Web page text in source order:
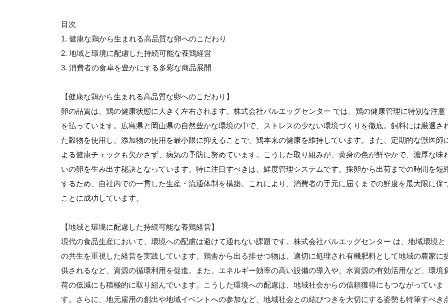
目次
1. 健康な鶏から生まれる高品質な卵へのこだわり
2. 地域と環境に配慮した持続可能な養鶏経営
3. 消費者の食卓を豊かにする多彩な商品展開
【健康な鶏から生まれる高品質な卵へのこだわり】
卵の品質は、鶏の健康状態に大きく左右されます。株式会社パルエッグセンター では、鶏の健康管理に特別な注意
を払っています。広島県と岡山県の自然豊かな環境の中で、ストレスの少ない環境づくりを徹底。飼料には厳選さ
た穀物を使用し、添加物の使用を最小限に抑えることで、鶏本来の健康を維持しています。また、定期的な獣医師
よる健康チェックも欠かさず、病気の予防に努めています。こうした取り組みが、黄身の色が鮮やかで、濃厚な味
いの卵を生み出す秘訣となっています。特に注目すべきは、鮮度管理システムです。採卵から出荷までの時間を短
するため、自社内での一貫した生産・流通体制を構築。これにより、消費者の手元に届くまでの鮮度を最大限に保
ことに成功しています。
【地域と環境に配慮した持続可能な養鶏経営】
現代の食品生産において、環境への配慮は避けて通れない課題です。株式会社パルエッグセンター は、地域環境と
の共生を重視した経営を実践しています。鶏舎から出る排せつ物は、適切に処理され有機肥料として地域の農家に
供されるなど、資源の循環利用を促進。また、エネルギー効率の高い設備の導入や、水資源の有効活用など、環境
荷の低減にも積極的に取り組んでいます。こうした環境への配慮は、地域社会からの信頼獲得にもつながっていま
す。さらに、地元雇用の創出や地域イベントへの参加など、地域社会との結びつきを大切にする姿勢も特筆すべき